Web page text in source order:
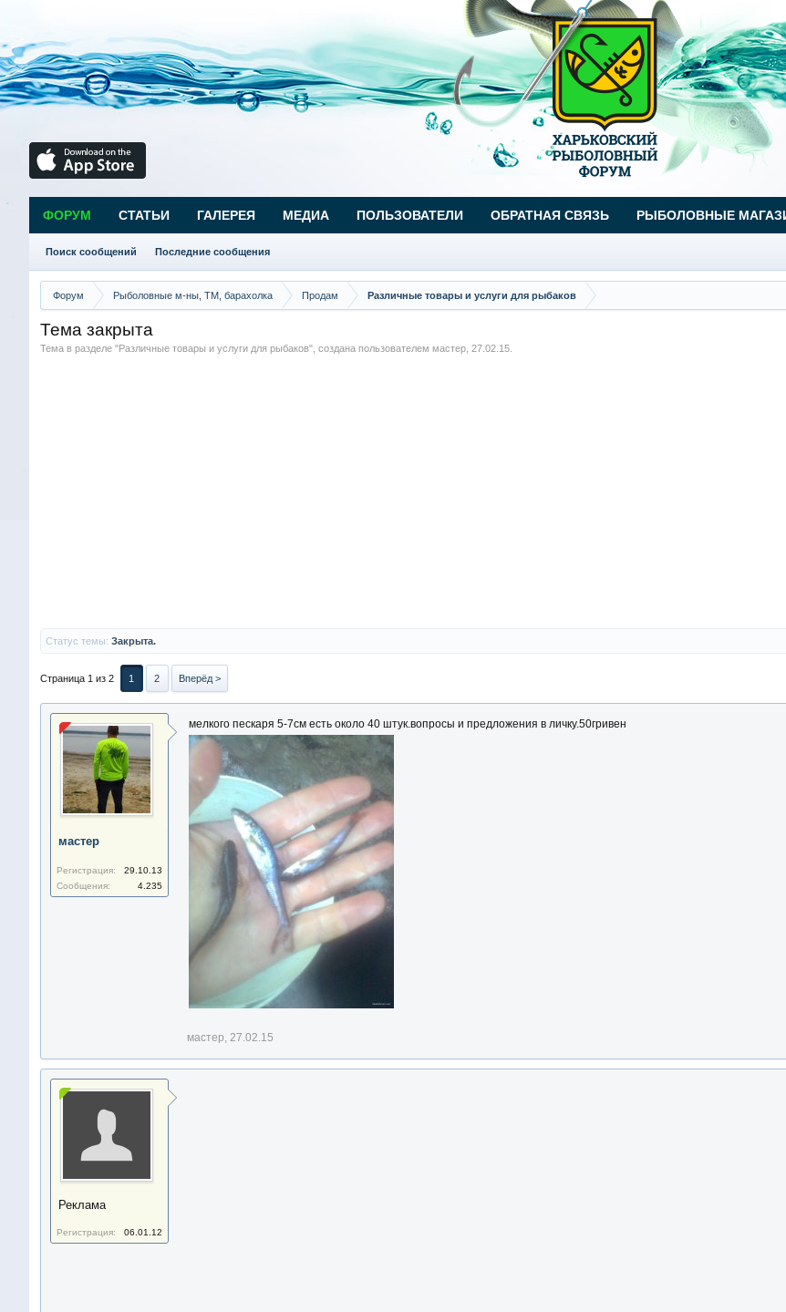
Форум Рыболовные м-ны, ТМ, барахолка Продам Различные товары и услуги для рыбаков
Тема закрыта
Тема в разделе "Различные товары и услуги для рыбаков", создана пользователем мастер, 27.02.15.
Статус темы: Закрыта.
Страница 1 из 2 1 2 Вперёд >
мастер
Регистрация:
29.10.13
Сообщения:
4.235
мелкого пескаря 5-7см есть около 40 штук.вопросы и предложения в личку.50гривен
мастер, 27.02.15
Реклама
Регистрация: 06.01.12
ФОРУМ
Поиск сообщений Последние сообщения
СТАТЬИ ГАЛЕРЕЯ МЕДИА ПОЛЬЗОВАТЕЛИ ОБРАТНАЯ СВЯЗЬ РЫБОЛОВНЫЕ